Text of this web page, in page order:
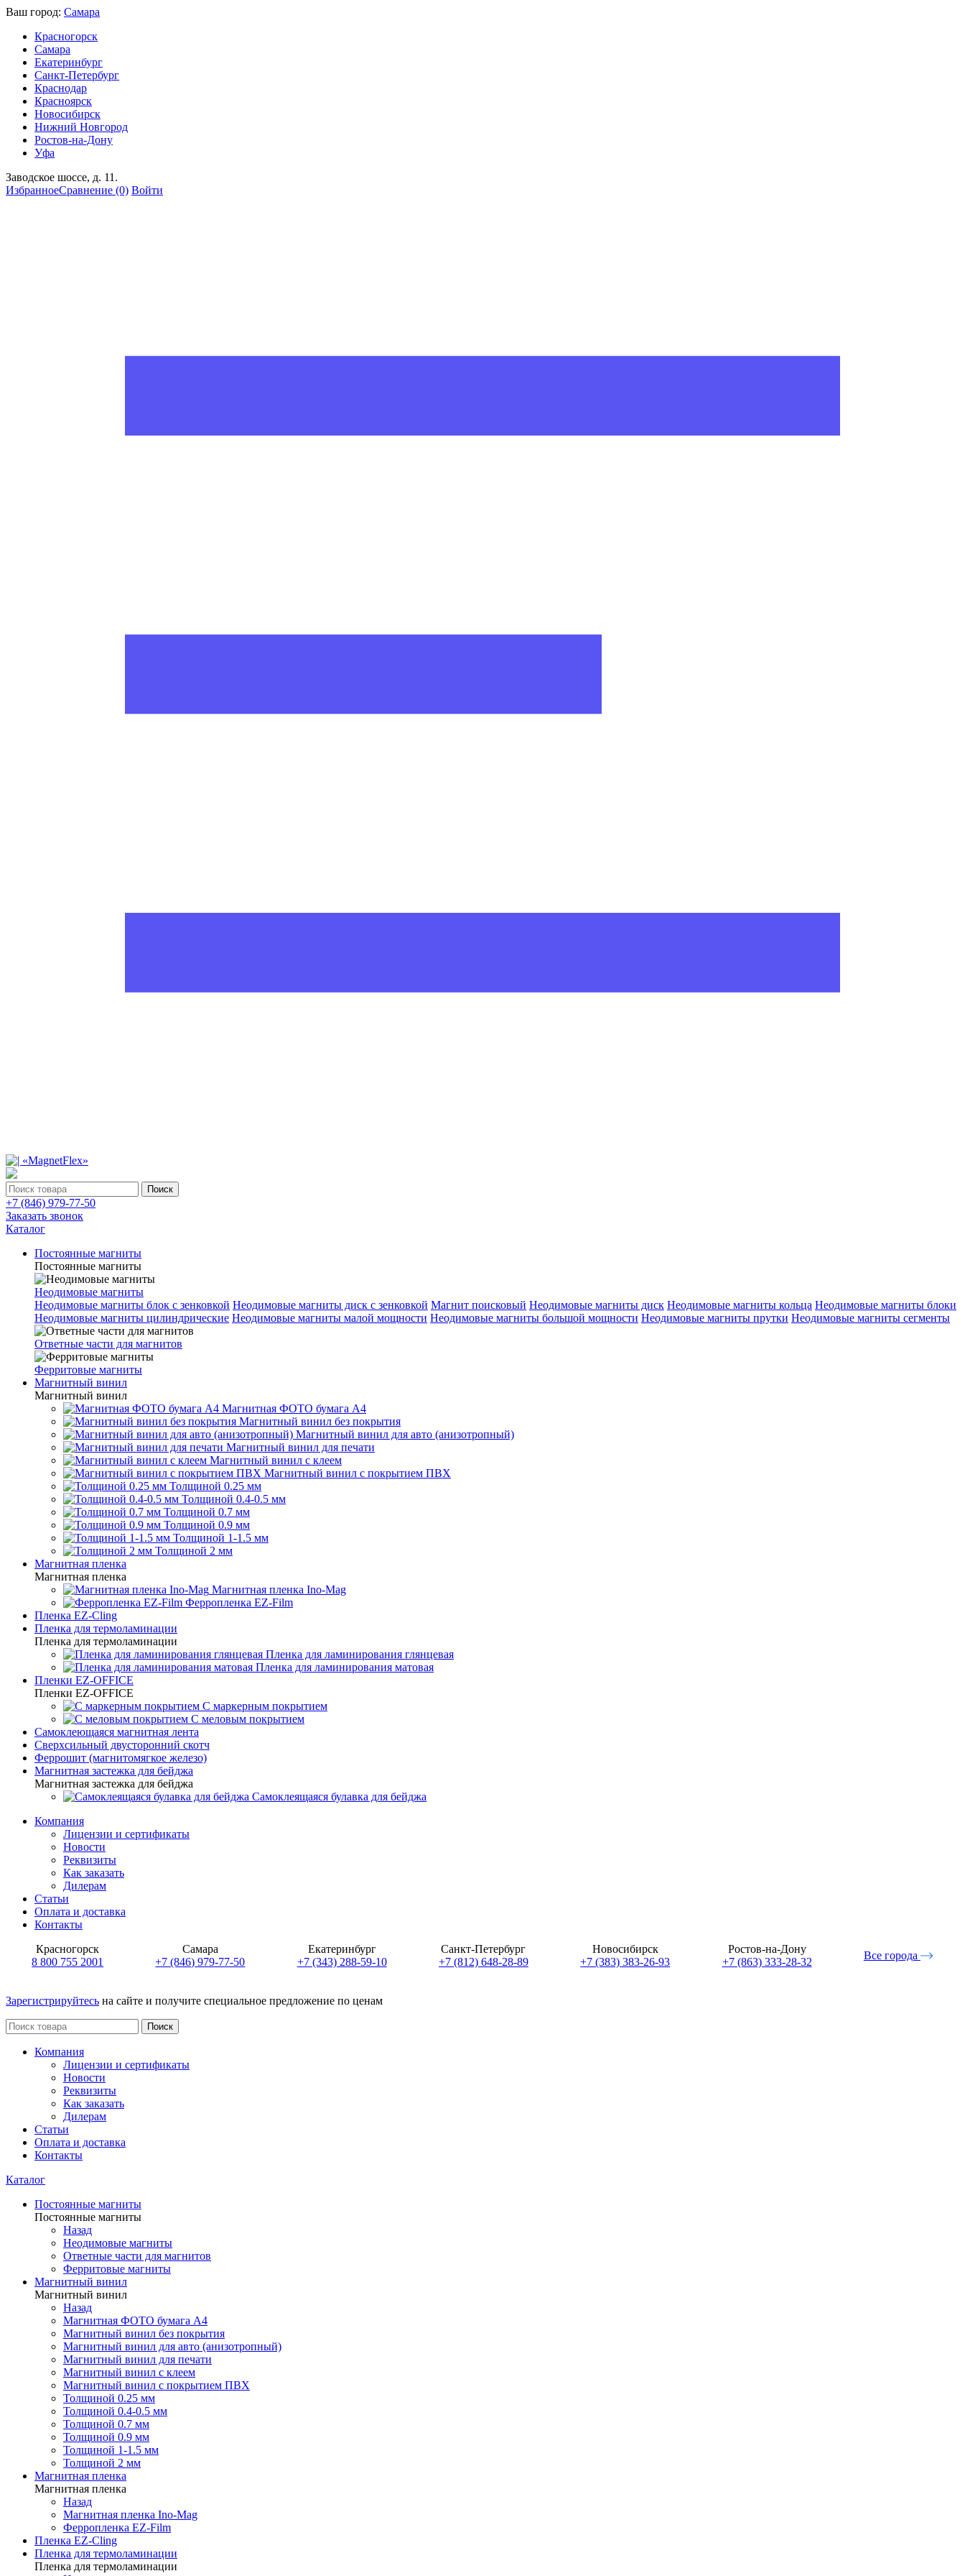
Ваш город: Самара
Красногорск
Самара
Екатеринбург
Санкт-Петербург
Краснодар
Красноярск
Новосибирск
Нижний Новгород
Ростов-на-Дону
Уфа
Заводское шоссе, д. 11.
ИзбранноеСравнение (0) Войти
Поиск
+7 (846) 979-77-50
Заказать звонок
Каталог
Постоянные магниты
Постоянные магниты
Неодимовые магниты
Неодимовые магниты блок с зенковкой Неодимовые магниты диск с зенковкой Магнит поисковый Неодимовые магниты диск Неодимовые магниты кольца Неодимовые магниты блоки
Неодимовые магниты цилиндрические Неодимовые магниты малой мощности Неодимовые магниты большой мощности Неодимовые магниты прутки Неодимовые магниты сегменты
Ответные части для магнитов
Ферритовые магниты
Магнитный винил
Магнитный винил
Магнитная ФОТО бумага А4
Магнитный винил без покрытия
Магнитный винил для авто (анизотропный)
Магнитный винил для печати
Магнитный винил с клеем
Магнитный винил с покрытием ПВХ
Толщиной 0.25 мм
Толщиной 0.4-0.5 мм
Толщиной 0.7 мм
Толщиной 0.9 мм
Толщиной 1-1.5 мм
Толщиной 2 мм
Магнитная пленка
Магнитная пленка
Магнитная пленка Ino-Mag
Ферропленка EZ-Film
Пленка EZ-Cling
Пленка для термоламинации
Пленка для термоламинации
Пленка для ламинирования глянцевая
Пленка для ламинирования матовая
Пленки EZ-OFFICE
Пленки EZ-OFFICE
С маркерным покрытием
С меловым покрытием
Самоклеющаяся магнитная лента
Сверхсильный двусторонний скотч
Феррошит (магнитомягкое железо)
Магнитная застежка для бейджа
Магнитная застежка для бейджа
Самоклеящаяся булавка для бейджа
Компания
Лицензии и сертификаты
Новости
Реквизиты
Как заказать
Дилерам
Статьи
Оплата и доставка
Контакты
Красногорск
8 800 755 2001
Самара
+7 (846) 979-77-50
Екатеринбург
+7 (343) 288-59-10
Санкт-Петербург
+7 (812) 648-28-89
Новосибирск
+7 (383) 383-26-93
Ростов-на-Дону
+7 (863) 333-28-32
Все города
Зарегистрируйтесь на сайте и получите специальное предложение по ценам
Поиск
Компания
Лицензии и сертификаты
Новости
Реквизиты
Как заказать
Дилерам
Статьи
Оплата и доставка
Контакты
Каталог
Постоянные магниты
Постоянные магниты
Назад
Неодимовые магниты
Ответные части для магнитов
Ферритовые магниты
Магнитный винил
Магнитный винил
Назад
Магнитная ФОТО бумага А4
Магнитный винил без покрытия
Магнитный винил для авто (анизотропный)
Магнитный винил для печати
Магнитный винил с клеем
Магнитный винил с покрытием ПВХ
Толщиной 0.25 мм
Толщиной 0.4-0.5 мм
Толщиной 0.7 мм
Толщиной 0.9 мм
Толщиной 1-1.5 мм
Толщиной 2 мм
Магнитная пленка
Магнитная пленка
Назад
Магнитная пленка Ino-Mag
Ферропленка EZ-Film
Пленка EZ-Cling
Пленка для термоламинации
Пленка для термоламинации